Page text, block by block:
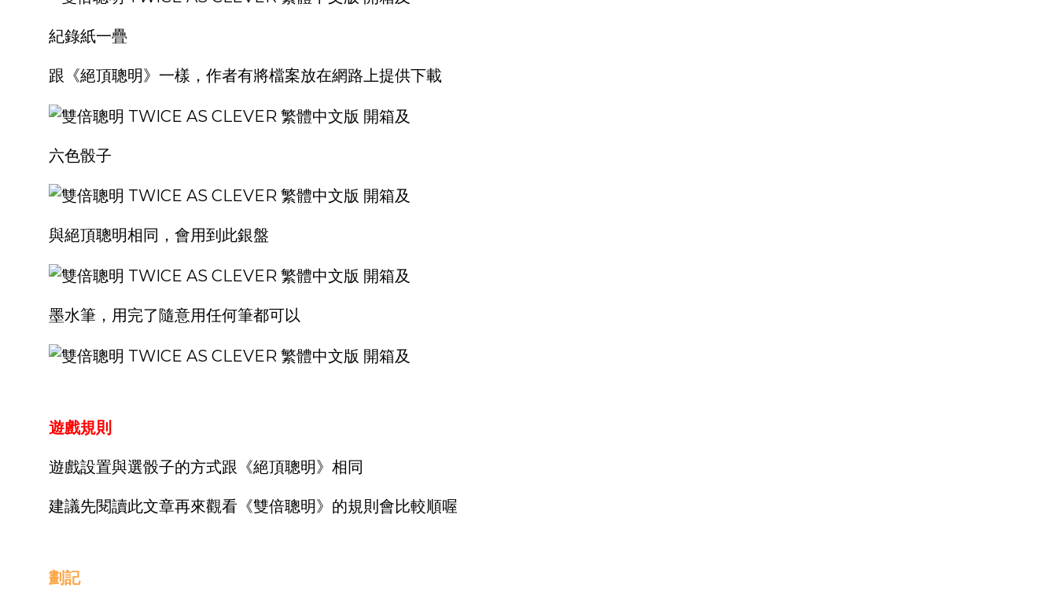
紀錄紙一疊
跟《絕頂聰明》一樣，作者有將檔案放在網路上提供下載
六色骰子
與絕頂聰明相同，會用到此銀盤
墨水筆，用完了隨意用任何筆都可以
遊戲規則
遊戲設置與選骰子的方式跟《絕頂聰明》相同
建議先閱讀此文章再來觀看《雙倍聰明》的規則會比較順喔
劃記